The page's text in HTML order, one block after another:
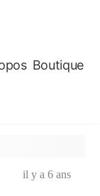
Boutique
il y a 6 ans